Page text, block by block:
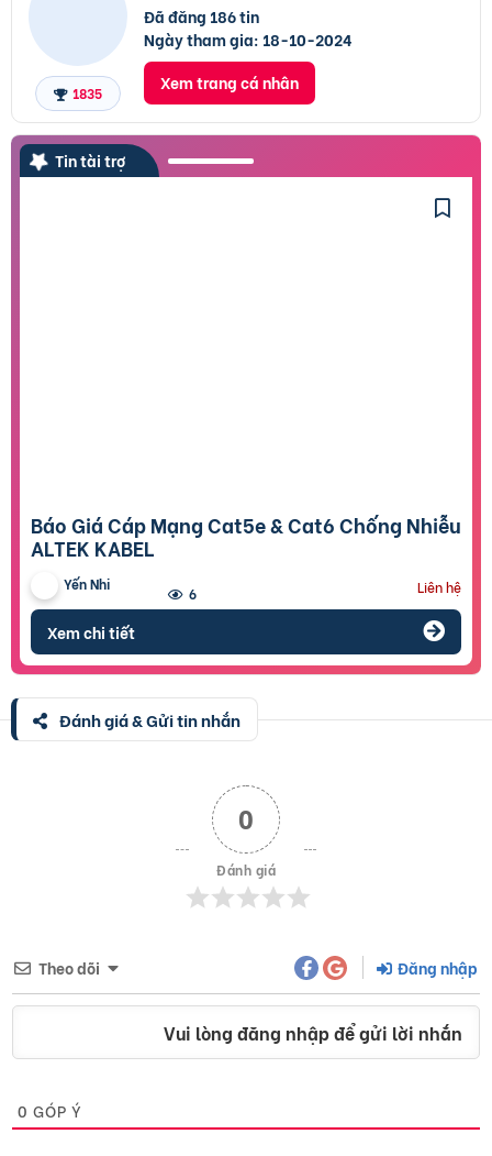
1835
Đã đăng 186 tin
Ngày tham gia: 18-10-2024
Xem trang cá nhân
Tin tài trợ
Báo Giá Cáp Mạng Cat5e & Cat6 Chống Nhiễu
ALTEK KABEL
Yến Nhi
6 Liên hệ
Xem chi tiết
Đánh giá & Gửi tin nhắn
0
Đánh giá
Theo dõi Đăng nhập
Vui lòng đăng nhập để gửi lời nhắn
0 GÓP Ý